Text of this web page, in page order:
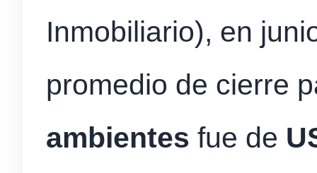
Inmobiliario), en
promedio de cierre
ambientes fue de